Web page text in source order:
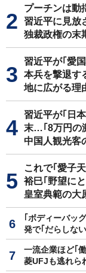
プーチンは動
習近平に見放
独裁政権の末
習近平が｢愛
本兵を撃退す
地に広がる理
習近平が｢日
末…｢8万円の
中国人観光客
これで｢愛子
裕巳｢野望に
皇室典範の大
｢ボディーバッ
発で｢だらしな
一流企業ほど｢
菱UFJも逃れら